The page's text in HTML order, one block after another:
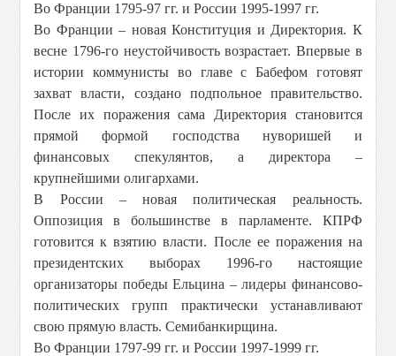
Во Франции 1795-97 гг. и России 1995-1997 гг.
Во Франции – новая Конституция и Директория. К
весне 1796-го неустойчивость возрастает. Впервые в
истории коммунисты во главе с Бабефом готовят
захват власти, создано подпольное правительство.
После их поражения сама Директория становится
прямой формой господства нуворишей и
финансовых спекулянтов, а директора –
крупнейшими олигархами.
В России – новая политическая реальность.
Оппозиция в большинстве в парламенте. КПРФ
готовится к взятию власти. После ее поражения на
президентских выборах 1996-го настоящие
организаторы победы Ельцина – лидеры финансово-
политических групп практически устанавливают
свою прямую власть. Семибанкирщина.
Во Франции 1797-99 гг. и России 1997-1999 гг.